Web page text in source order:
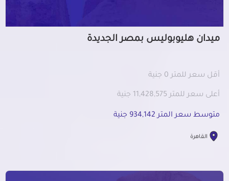
ميدان هليوبوليس بمصر الجديدة
أقل سعر للمتر 0 جنية
أعلى سعر للمتر 11,428,575 جنية
متوسط سعر المتر 934,142 جنية
القاهرة